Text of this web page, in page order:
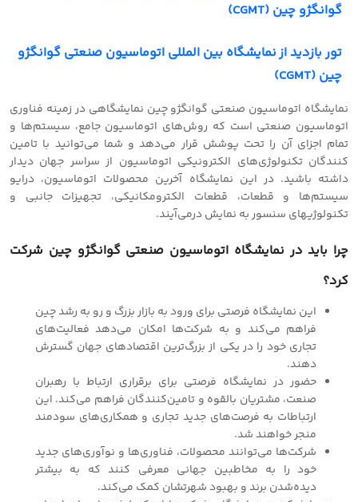
گوانگژو چین (CGMT)
تور بازدید از نمایشگاه بین المللی اتوماسیون صنعتی گوانگژو
چین (CGMT)
نمایشگاه اتوماسیون صنعتی گوانگژو چین نمایشگاهی در زمینه فناوری
اتوماسیون صنعتی است که روش‌های اتوماسیون جامع، سیستم‌ها و
تمام اجزای آن را تحت پوشش قرار می‌دهد و شما می‌توانید با تامین
کنندگان تکنولوژی‌های الکترونیکی اتوماسیون از سراسر جهان دیدار
داشته باشید. در این نمایشگاه آخرین محصولات اتوماسیون، درایو
سیستم‌ها و قطعات، قطعات الکترومکانیکی، تجهیزات جانبی و
تکنولوژیهای سنسور به نمایش درمی‌آیند.
چرا باید در نمایشگاه اتوماسیون صنعتی گوانگژو چین شرکت
کرد؟
این نمایشگاه فرصتی برای ورود به بازار بزرگ و رو به رشد چین
فراهم می‌کند و به شرکت‌ها امکان می‌دهد فعالیت‌های
تجاری خود را در یکی از بزرگ‌ترین اقتصادهای جهان گسترش
دهند.
حضور در نمایشگاه فرصتی برای برقراری ارتباط با رهبران
صنعت، مشتریان بالقوه و تامین‌کنندگان فراهم می‌کند. این
ارتباطات به فرصت‌های جدید تجاری و همکاری‌های سودمند
منجر خواهند شد.
شرکت‌ها می‌توانند محصولات، فناوری‌ها و نوآوری‌های جدید
خود را به مخاطبین جهانی معرفی کنند که به بیشتر
دیده‌شدن برند و بهبود شهرتشان کمک می‌کند.